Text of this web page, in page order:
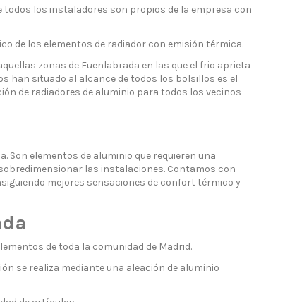
los instaladores son propios de la empresa con
de los elementos de radiador con emisión térmica.
zonas de Fuenlabrada en las que el frio aprieta
han situado al alcance de todos los bolsillos es el
de radiadores de aluminio para todos los vecinos
elementos de aluminio que requieren una
las instalaciones. Contamos con
mejores sensaciones de confort térmico y
de toda la comunidad de Madrid.
se realiza mediante una aleación de aluminio